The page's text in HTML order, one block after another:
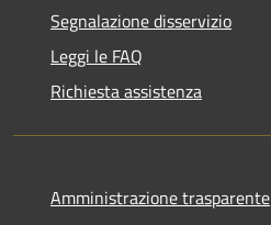
Segnalazione disservizio
Leggi le FAQ
Richiesta assistenza
Amministrazione trasparente